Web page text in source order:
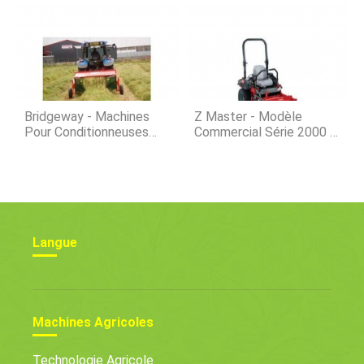
Bridgeway - Machines
Pour Conditionneuses
Z Master - Modèle
Commercial Série 2000 -
Langue
Machines Agricoles
Technologie Agricole